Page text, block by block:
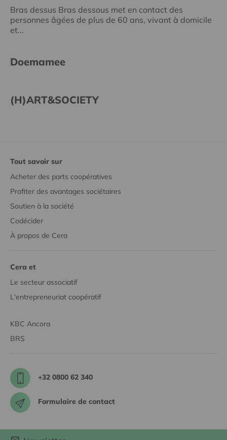
Bras dessus Bras dessous met en contact des
personnes âgées de plus de 60 ans, vivant à domicile
et...
Doemamee
(H)ART&SOCIETY
Tout savoir sur
Acheter des parts coopératives
Profiter des avantages sociétaires
Soutien à la société
Codécider
À propos de Cera
Cera et
Le secteur associatif
L'entrepreneuriat coopératif
KBC Ancora
BRS
+32 0800 62 340
Formulaire de contact